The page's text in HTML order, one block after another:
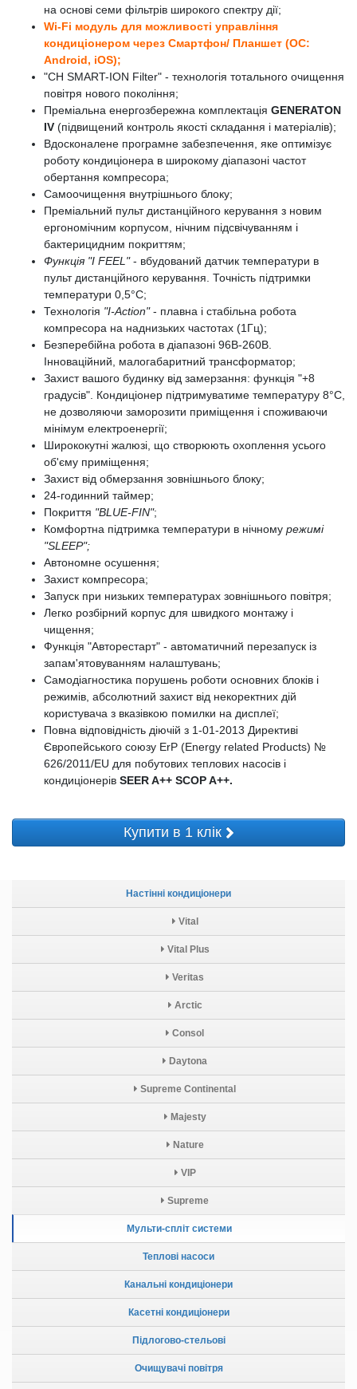
Настінні кондиціонери
Vital
Vital Plus
Veritas
Arctic
Consol
Daytona
Supreme Continental
Majesty
Nature
VIP
Supreme
Мульти-спліт системи
Теплові насоси
Канальні кондиціонери
Касетні кондиціонери
Підлогово-стельові
Очищувачі повітря
на основі семи фільтрів широкого спектру дії;
Wi-Fi модуль для можливості управління
кондиціонером через Смартфон/ Планшет (ОС:
Android, iOS);
"CH SMART-ION Filter" - технологія тотального очищення
повітря нового покоління;
Преміальна енергозбережна комплектація GENERATON
IV (підвищений контроль якості складання і матеріалів);
Вдосконалене програмне забезпечення, яке оптимізує
роботу кондиціонера в широкому діапазоні частот
обертання компресора;
Самоочищення внутрішнього блоку;
Преміальний пульт дистанційного керування з новим
ергономічним корпусом, нічним підсвічуванням і
бактерицидним покриттям;
Функція "I FEEL"- вбудований датчик температури в
пульт дистанційного керування. Точність підтримки
температури 0,5°C;
Технологія "I-Action"- плавна і стабільна робота
компресора на наднизьких частотах (1Гц);
Безперебійна робота в діапазоні 96В-260В.
Інноваційний, малогабаритний трансформатор;
Захист вашого будинку від замерзання: функція "+8
градусів". Кондиціонер підтримуватиме температуру 8°C,
не дозволяючи заморозити приміщення і споживаючи
мінімум електроенергії;
Ширококутні жалюзі, що створюють охоплення усього
об'єму приміщення;
Захист від обмерзання зовнішнього блоку;
24-годинний таймер;
Покриття "BLUE-FIN";
Комфортна підтримка температури в нічному режимі
"SLEEP";
Автономне осушення;
Захист компресора;
Запуск при низьких температурах зовнішнього повітря;
Легко розбірний корпус для швидкого монтажу і
чищення;
Функція "Авторестарт" - автоматичний перезапуск із
запам'ятовуванням налаштувань;
Самодіагностика порушень роботи основних блоків і
режимів, абсолютний захист від некоректних дій
користувача з вказівкою помилки на дисплеї;
Повна відповідність діючій з 1-01-2013 Директиві
Європейського союзу ErP (Energy related Products) №
626/2011/EU для побутових теплових насосів і
кондиціонерів SEER A++ SCOP A++.
Купити в 1 клік